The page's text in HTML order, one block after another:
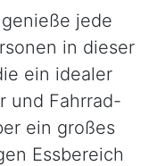
jede
in dieser
ein idealer
und Fahrrad-
ein großes
Essbereich